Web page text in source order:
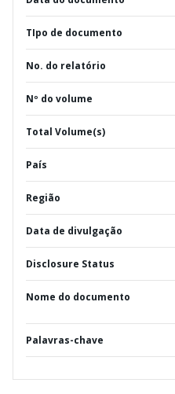
TIpo de documento
No. do relatório
Nº do volume
Total Volume(s)
País
Região
Data de divulgação
Disclosure Status
Nome do documento
Palavras-chave